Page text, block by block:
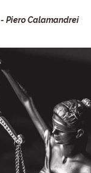
- Piero Calamandrei